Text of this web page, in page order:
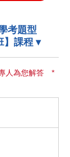
考題型
】課程 ▾
人為您解答 *